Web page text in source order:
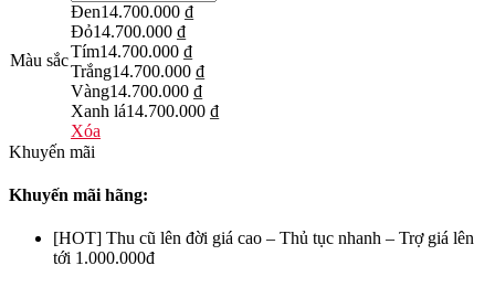
Màu sắc
Đen14.700.000 ₫
Đỏ14.700.000 ₫
Tím14.700.000 ₫
Trắng14.700.000 ₫
Vàng14.700.000 ₫
Xanh lá14.700.000 ₫
Xóa
Khuyến mãi
Khuyến mãi hãng:
[HOT] Thu cũ lên đời giá cao – Thủ tục nhanh – Trợ giá lên
tới 1.000.000đ